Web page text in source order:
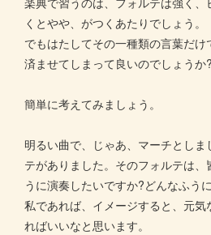
くとやや、がつくあたりでしょう。
でもはたしてその一種類の言葉だ
済ませてしまって良いのでしょうか?
簡単に考えてみましょう。
明るい曲で、じゃあ、マーチとし
テがありました。そのフォルテは
うに演奏したいですか?どんなふう
私であれば、イメージすると、元
ればいいなと思います。